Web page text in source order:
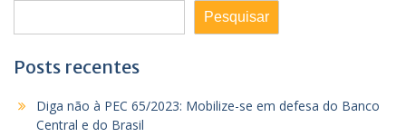
Pesquisar
Posts recentes
Diga não à PEC 65/2023: Mobilize-se em defesa do Banco
Central e do Brasil